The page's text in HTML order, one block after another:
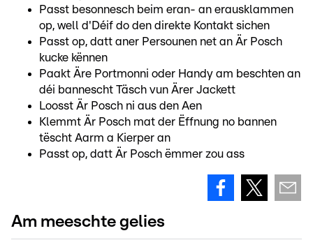
Passt besonnesch beim eran- an erausklammen
op, well d'Déif do den direkte Kontakt sichen
Passt op, datt aner Persounen net an Är Posch
kucke kënnen
Paakt Äre Portmonni oder Handy am beschten an
déi bannescht Täsch vun Ärer Jackett
Loosst Är Posch ni aus den Aen
Klemmt Är Posch mat der Ëffnung no bannen
tëscht Aarm a Kierper an
Passt op, datt Är Posch ëmmer zou ass
Am meeschte gelies